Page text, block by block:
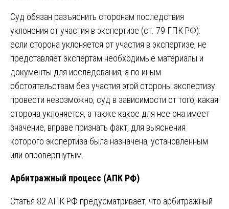
Суд обязан разъяснить сторонам последствия
уклонения от участия в экспертизе (ст. 79 ГПК РФ):
если сторона уклоняется от участия в экспертизе, не
представляет экспертам необходимые материалы и
документы для исследования, а по иным
обстоятельствам без участия этой стороны экспертизу
провести невозможно, суд в зависимости от того, какая
сторона уклоняется, а также какое для нее она имеет
значение, вправе признать факт, для выяснения
которого экспертиза была назначена, установленным
или опровергнутым.
Арбитражный процесс (АПК РФ)
Статья 82 АПК РФ предусматривает, что арбитражный